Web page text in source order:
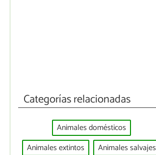
Categorías relacionadas
Animales domésticos
Animales extintos
Animales salvajes